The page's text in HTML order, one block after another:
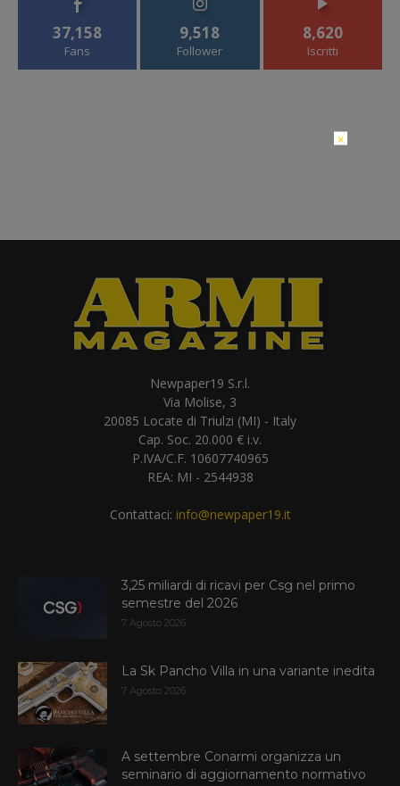
37,158
Fans
9,518
Follower
8,620
Iscritti
Newpaper19 S.r.l.
Via Molise, 3
20085 Locate di Triulzi (MI) - Italy
Cap. Soc. 20.000 € i.v.
P.IVA/C.F. 10607740965
REA: MI - 2544938
Contattaci: info@newpaper19.it
3,25 miliardi di ricavi per Csg nel primo
semestre del 2026
7 Agosto 2026
La Sk Pancho Villa in una variante inedita
7 Agosto 2026
A settembre Conarmi organizza un
seminario di aggiornamento normativo
×